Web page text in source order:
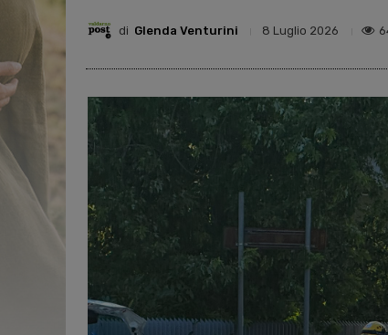
di Glenda Venturini 8 Luglio 2026